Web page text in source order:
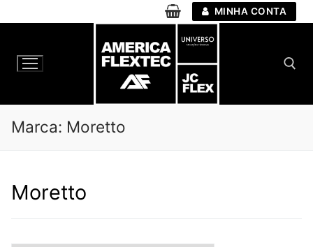
para
conteúdo
MINHA CONTA
Marca: Moretto
Moretto